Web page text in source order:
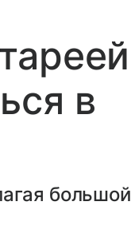
в
большой